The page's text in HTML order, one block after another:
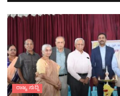
ರಾಜ್ಯ ಸುದ್ದಿ